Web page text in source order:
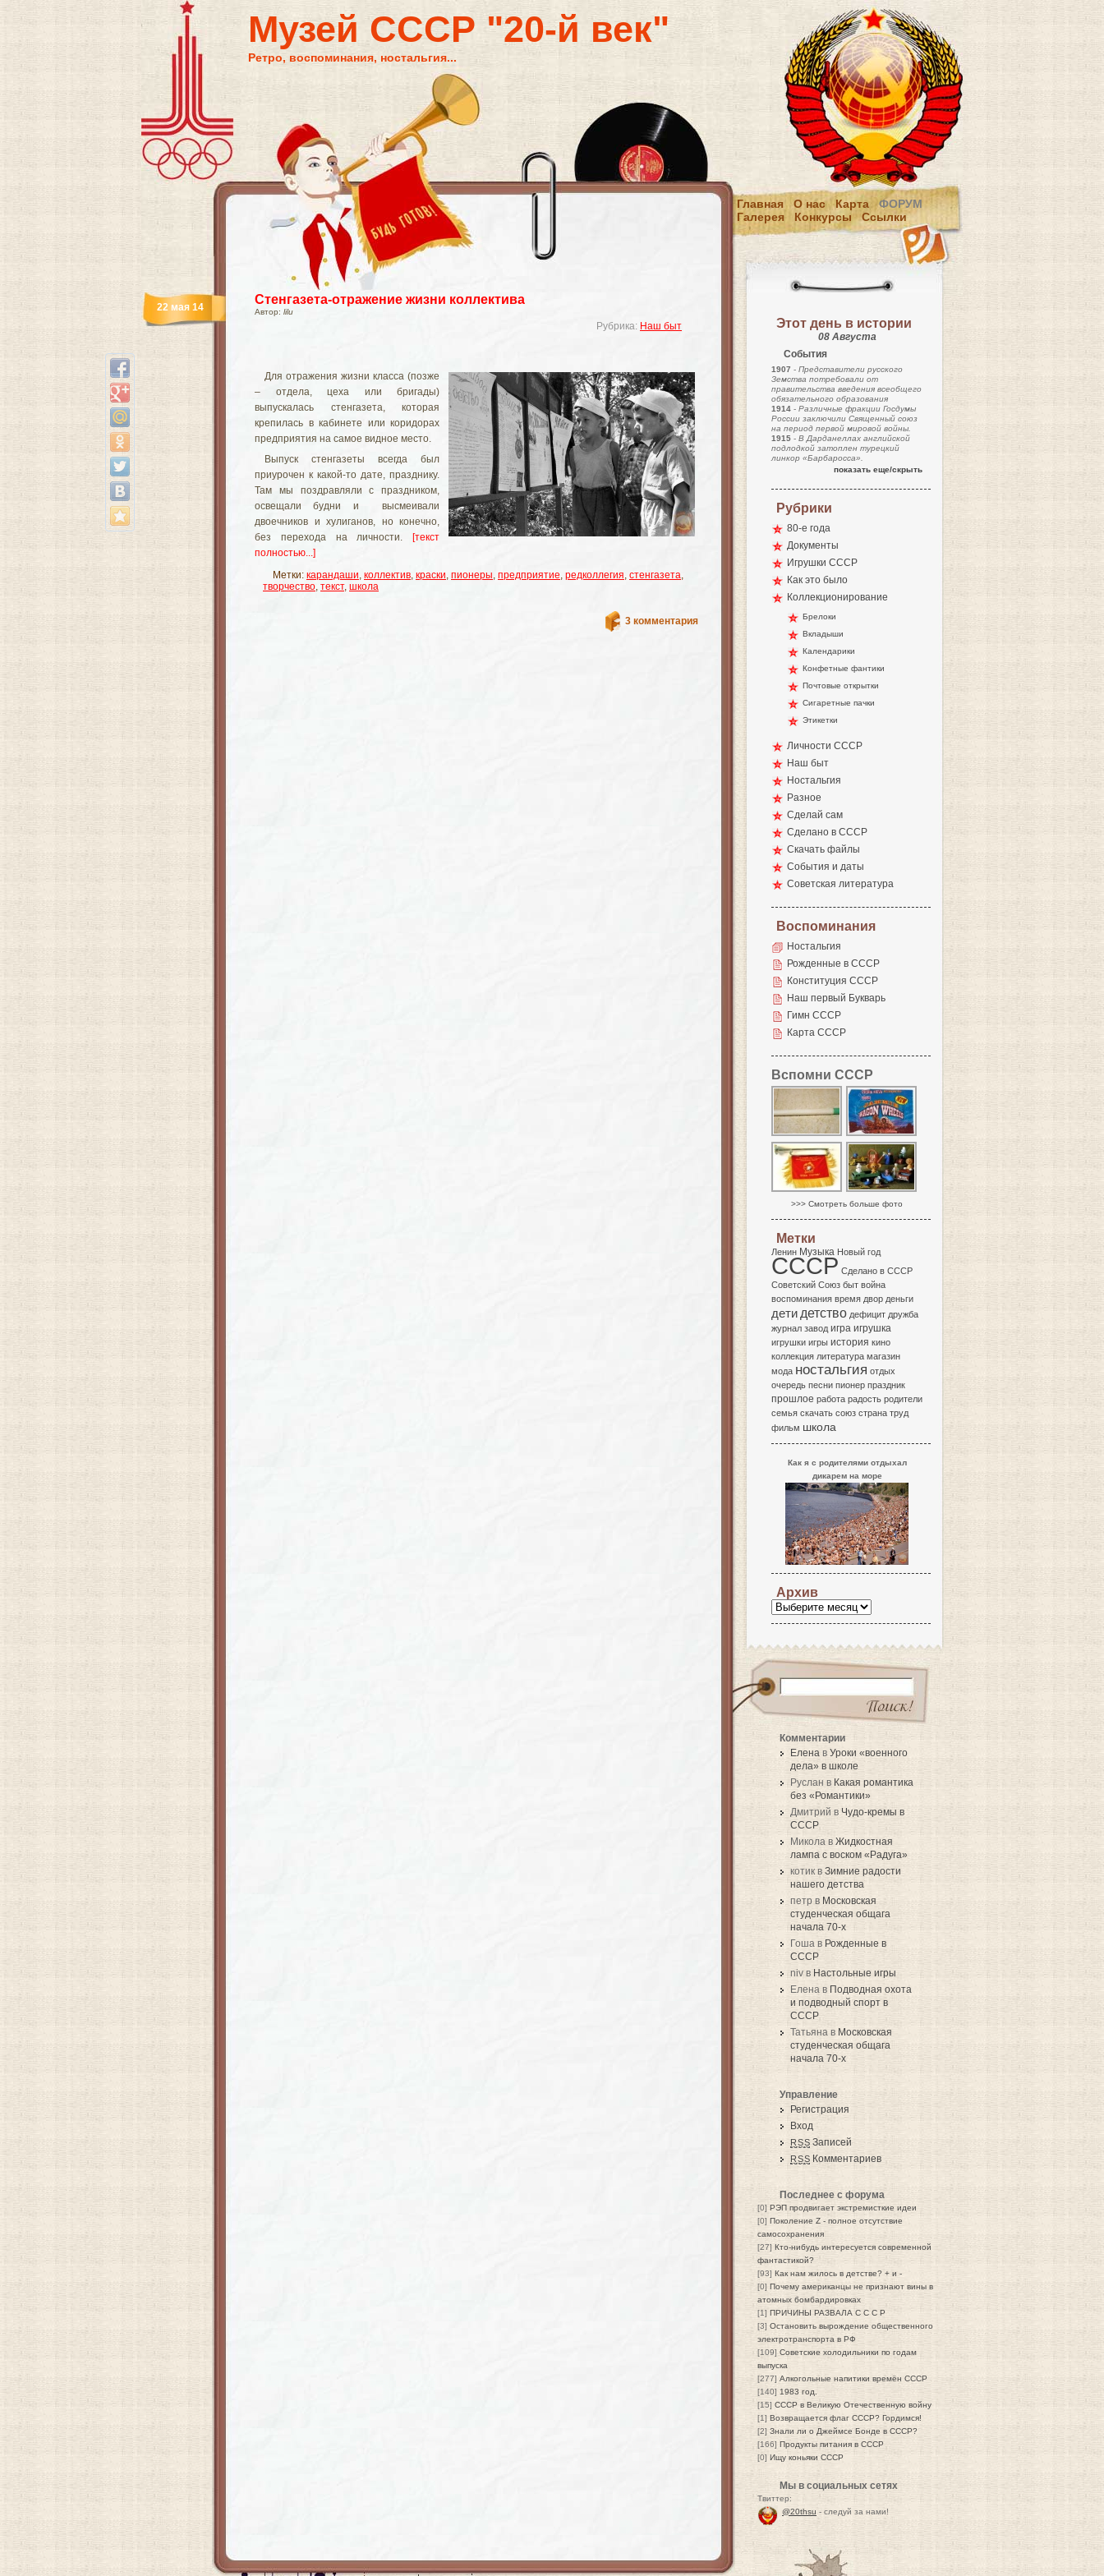
Музей СССР "20-й век"
Ретро, воспоминания, ностальгия...
Главная О нас Карта
ФОРУМ
Галерея
Конкурсы Ссылки
Стенгазета-отражение жизни коллектива
Автор: lilu
Рубрика: Наш быт
22 мая 14
Для отражения жизни класса (позже
– отдела, цеха или бригады)
выпускалась стенгазета, которая
крепилась в кабинете или коридорах
предприятия на самое видное место.
Выпуск стенгазеты всегда был
приурочен к какой-то дате, празднику.
Там мы поздравляли с праздником,
освещали будни и высмеивали
двоечников и хулиганов, но конечно,
без перехода на личности. [текст
полностью...]
Метки: карандаши, коллектив, краски, пионеры, предприятие, редколлегия, стенгазета,
творчество, текст, школа
3 комментария
Этот день в истории
08 Августа
События
1907 - Представители русского
Земства потребовали от
правительства введения всеобщего
обязательного образования
1914 - Различные фракции Госдумы
России заключили Священный союз
на период первой мировой войны.
1915 - В Дарданеллах английской
подлодкой затоплен турецкий
линкор «Барбаросса».
показать еще/скрыть
Рубрики
80-е года
Документы
Игрушки СССР
Как это было
Коллекционирование
Брелоки
Вкладыши
Календарики
Конфетные фантики
Почтовые открытки
Сигаретные пачки
Этикетки
Личности СССР
Наш быт
Ностальгия
Разное
Сделай сам
Сделано в СССР
Скачать файлы
События и даты
Советская литература
Воспоминания
Ностальгия
Рожденные в СССР
Конституция СССР
Наш первый Букварь
Гимн СССР
Карта СССР
Вспомни СССР
>>> Смотреть больше фото
Метки
Ленин Музыка Новый год
СССР Сделано в СССР
Советский Союз быт война
воспоминания время двор деньги
дети детство дефицит дружба
журнал завод игра игрушка
игрушки игры история кино
коллекция литература магазин
мода ностальгия отдых
очередь песни пионер праздник
прошлое работа радость родители
семья скачать союз страна труд
фильм школа
Как я с родителями отдыхал
дикарем на море
Архив
Комментарии
Елена в Уроки «военного
дела» в школе
Руслан в Какая романтика
без «Романтики»
Дмитрий в Чудо-кремы в
СССР
Микола в Жидкостная
лампа с воском «Радуга»
котик в Зимние радости
нашего детства
петр в Московская
студенческая общага
начала 70-х
Гоша в Рожденные в
СССР
niv в Настольные игры
Елена в Подводная охота
и подводный спорт в
СССР
Татьяна в Московская
студенческая общага
начала 70-х
Управление
Регистрация
Вход
RSS Записей
RSS Комментариев
Последнее с форума
[0] РЭП продвигает экстремисткие идеи
[0] Поколение Z - полное отсутствие
самосохранения
[27] Кто-нибудь интересуется современной
фантастикой?
[93] Как нам жилось в детстве? + и -
[0] Почему американцы не признают вины в
атомных бомбардировках
[1] ПРИЧИНЫ РАЗВАЛА С С С Р
[3] Остановить вырождение общественного
электротранспорта в РФ
[109] Советские холодильники по годам
выпуска
[277] Алкогольные напитики времён СССР
[140] 1983 год.
[15] СССР в Великую Отечественную войну
[1] Возвращается флаг СССР? Гордимся!
[2] Знали ли о Джеймсе Бонде в СССР?
[166] Продукты питания в СССР
[0] Ищу коньяки СССР
Мы в социальных сетях
Твиттер:
@20thsu - следуй за нами!